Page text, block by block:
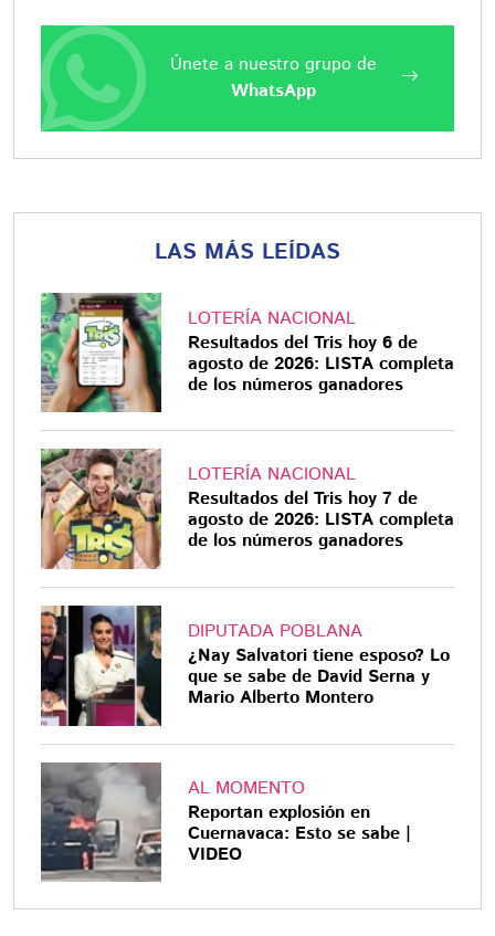
Únete a nuestro grupo de
WhatsApp
LAS MÁS LEÍDAS
LOTERÍA NACIONAL
Resultados del Tris hoy 6 de
agosto de 2026: LISTA completa
de los números ganadores
LOTERÍA NACIONAL
Resultados del Tris hoy 7 de
agosto de 2026: LISTA completa
de los números ganadores
DIPUTADA POBLANA
¿Nay Salvatori tiene esposo? Lo
que se sabe de David Serna y
Mario Alberto Montero
AL MOMENTO
Reportan explosión en
Cuernavaca: Esto se sabe |
VIDEO